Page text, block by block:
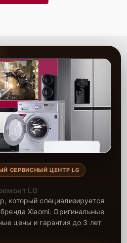
высокое качество выполнения
наших мастеров. Мы
все виды ремонта и используемые
подтверждает нашу уверенность в
Наши специалисты выполняют ремонт
долговечность работы вашей
предложить клиентам лучшее
максимально удобным и надежным.
СЕРВИСНЫЙ ЦЕНТР LG
LG
который специализируется
Xiaomi. Оригинальные
цены и гарантия до 3 лет